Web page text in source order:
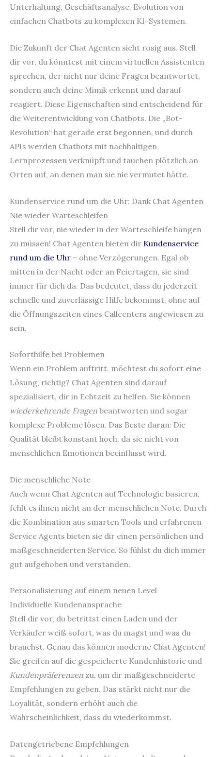
Unterhaltung, Geschäftsanalyse. Evolution von
einfachen Chatbots zu komplexen KI-Systemen.
Die Zukunft der Chat Agenten sieht rosig aus. Stell
dir vor, du könntest mit einem virtuellen Assistenten
sprechen, der nicht nur deine Fragen beantwortet,
sondern auch deine Mimik erkennt und darauf
reagiert. Diese Eigenschaften sind entscheidend für
die Weiterentwicklung von Chatbots. Die „Bot-
Revolution“ hat gerade erst begonnen, und durch
APIs werden Chatbots mit nachhaltigen
Lernprozessen verknüpft und tauchen plötzlich an
Orten auf, an denen man sie nie vermutet hätte.
Kundenservice rund um die Uhr: Dank Chat Agenten
Nie wieder Warteschleifen
Stell dir vor, nie wieder in der Warteschleife hängen
zu müssen! Chat Agenten bieten dir Kundenservice
rund um die Uhr – ohne Verzögerungen. Egal ob
mitten in der Nacht oder an Feiertagen, sie sind
immer für dich da. Das bedeutet, dass du jederzeit
schnelle und zuverlässige Hilfe bekommst, ohne auf
die Öffnungszeiten eines Callcenters angewiesen zu
sein.
Soforthilfe bei Problemen
Wenn ein Problem auftritt, möchtest du sofort eine
Lösung, richtig? Chat Agenten sind darauf
spezialisiert, dir in Echtzeit zu helfen. Sie können
wiederkehrende Fragen beantworten und sogar
komplexe Probleme lösen. Das Beste daran: Die
Qualität bleibt konstant hoch, da sie nicht von
menschlichen Emotionen beeinflusst wird.
Die menschliche Note
Auch wenn Chat Agenten auf Technologie basieren,
fehlt es ihnen nicht an der menschlichen Note. Durch
die Kombination aus smarten Tools und erfahrenen
Service Agents bieten sie dir einen persönlichen und
maßgeschneiderten Service. So fühlst du dich immer
gut aufgehoben und verstanden.
Personalisierung auf einem neuen Level
Individuelle Kundenansprache
Stell dir vor, du betrittst einen Laden und der
Verkäufer weiß sofort, was du magst und was du
brauchst. Genau das können moderne Chat Agenten!
Sie greifen auf die gespeicherte Kundenhistorie und
Kundenpräferenzen zu, um dir maßgeschneiderte
Empfehlungen zu geben. Das stärkt nicht nur die
Loyalität, sondern erhöht auch die
Wahrscheinlichkeit, dass du wiederkommst.
Datengetriebene Empfehlungen